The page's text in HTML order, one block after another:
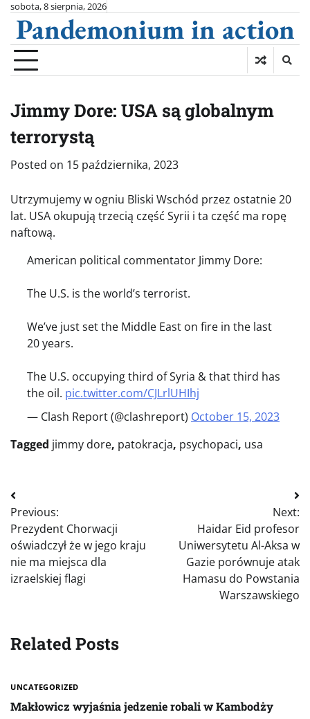
Skip
content
sobota, 8 sierpnia, 2026
Pandemonium in action
Jimmy Dore: USA są globalnym
terrorystą
Posted on 15 października, 2023
Utrzymujemy w ogniu Bliski Wschód przez ostatnie 20
lat. USA okupują trzecią część Syrii i ta część ma ropę
naftową.
American political commentator Jimmy Dore:
The U.S. is the world’s terrorist.
We’ve just set the Middle East on fire in the last
20 years.
The U.S. occupying third of Syria & that third has
the oil. pic.twitter.com/CJLrlUHIhj
— Clash Report (@clashreport) October 15, 2023
Tagged jimmy dore, patokracja, psychopaci, usa
Nawigacja
wpisu
Previous:
Prezydent Chorwacji
oświadczył że w jego kraju
nie ma miejsca dla
izraelskiej flagi
Next:
Haidar Eid profesor
Uniwersytetu Al-Aksa w
Gazie porównuje atak
Hamasu do Powstania
Warszawskiego
Related Posts
UNCATEGORIZED
Makłowicz wyjaśnia jedzenie robali w Kambodży